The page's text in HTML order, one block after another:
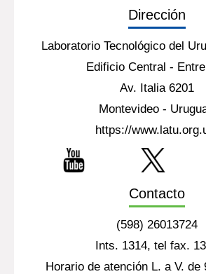
Dirección
Laboratorio Tecnológico del
Edificio Central -
Av. Italia 6201
Montevideo -
https://
Contacto
(598) 26013724
Ints. 1314, tel fax.
Horario de atención L. a V. de